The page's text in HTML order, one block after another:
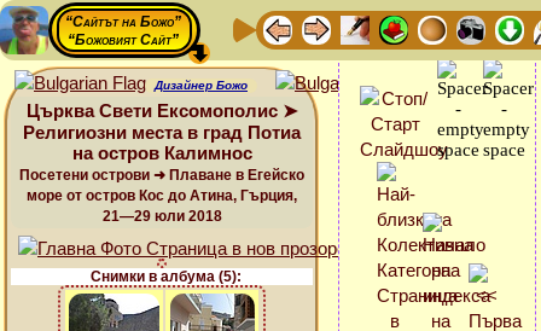
“Сайтът на Божо”
“Божовият Сайт”
Дизайнер Божо
Църква Свети Ексомополис ➤
Религиозни места в град Потиа
на остров Калимнос
Посетени острови ➜ Плаване в Егейско
море от остров Кос до Атина, Гърция,
21—29 юли 2018
Снимки в албума (5):